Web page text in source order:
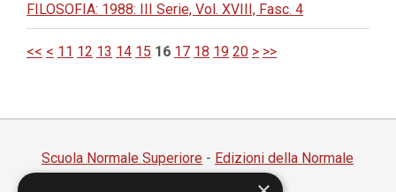
FILOSOFIA: 1988: III Serie, Vol. XVIII, Fasc. 4
<< < 11 12 13 14 15 16 17 18 19 20 > >>
Scuola Normale Superiore - Edizioni della Normale
Piazza dei Cavalieri, 7 - 56126 Pisa